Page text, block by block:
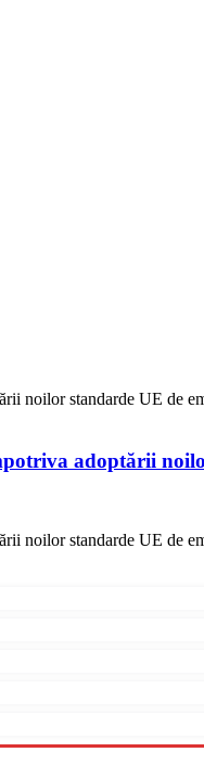
noilor standarde UE de
adoptării
noilor standarde UE de